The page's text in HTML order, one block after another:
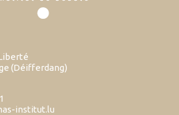
(Déifferdang)
institut.lu